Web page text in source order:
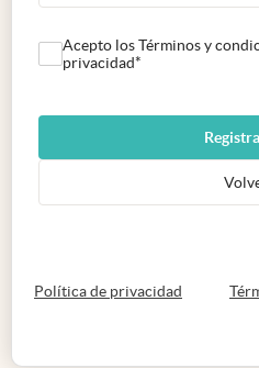
Acepto los Términos y
privacidad*
Política de privacidad abre en